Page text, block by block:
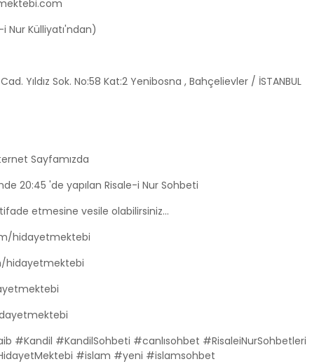
Nur Külliyatı'ndan)
Yıldız Sok. No:58 Kat:2 Yenibosna , Bahçelievler / İSTANBUL
Sayfamızda
20:45 'de yapılan Risale-i Nur Sohbeti
etmesine vesile olabilirsiniz...
hidayetmektebi
hidayetmektebi
#Kandil #KandilSohbeti #canlısohbet #RisaleiNurSohbetleri
#islam #yeni #islamsohbet